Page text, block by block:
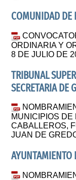
COMUNIDAD DE
ORDINARIA Y
8 DE JULIO DE
TRIBUNAL
SECRETARIA DE
MUNICIPIOS
CABALLEROS,
JUAN DE
AYUNTAMIENTO